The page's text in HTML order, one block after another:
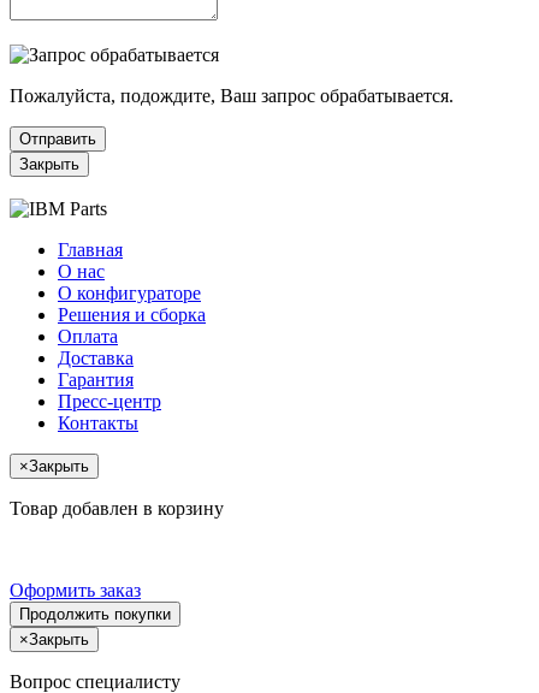
Пожалуйста, подождите, Ваш запрос обрабатывается.
Отправить
Закрыть
Главная
О нас
О конфигураторе
Решения и сборка
Оплата
Доставка
Гарантия
Пресс-центр
Контакты
×Закрыть
Товар добавлен в корзину
Оформить заказ
Продолжить покупки
×Закрыть
Вопрос специалисту